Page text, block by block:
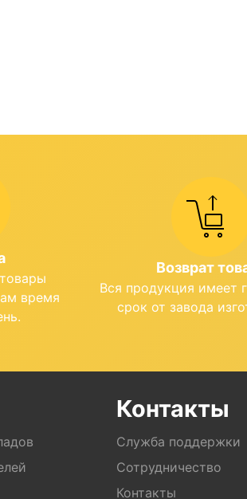
время
Возврат
Вся продукция имеет
срок от завода
Контакты
Служба поддержки
Сотрудничество
Контакты